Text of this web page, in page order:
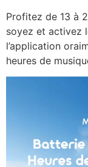
Profitez de 13 à
soyez et activez
l’application
heures de